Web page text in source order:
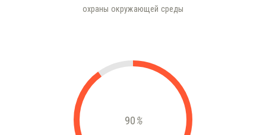
охраны окружающей среды
90%